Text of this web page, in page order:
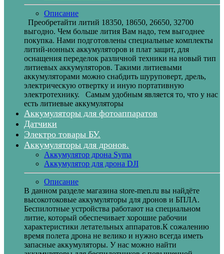
Описание
Преобретайти литий 18350, 18650, 26650, 32700
выгодно. Чем больше лития Вам надо, тем выгоднее
покупка. Нами подготовлены специальные комплекты
литий-ионных аккумуляторов и плат защит, для
оснащения переделок различной техники на новый тип
литиевых аккумуляторов. Такими литиевыми
аккумуляторами можно снабдить шуруповерт, дрель,
электрическую отвертку и иную портативную
электротехнику. Самым удобным является то, что у нас
есть литиевые аккумуляторы
Аккумуляторы для фотоаппаратов
Датчики
Электро товары БУ.
Аккумуляторы для дронов.
Аккумулятор дрона Syma
Аккумулятор для дрона DJI
Описание
В данном разделе магазина store-men.ru вы найдёте
высокотоковые аккумуляторы для дронов и БПЛА.
Беспилотные устройства работают на специальном
литие, который обеспечивает хорошие рабочии
характеристики летательных аппаратов.К сожалению
время полета дрона не велико и нужно всегда иметь
запасные аккумуляторы. У нас можно найти